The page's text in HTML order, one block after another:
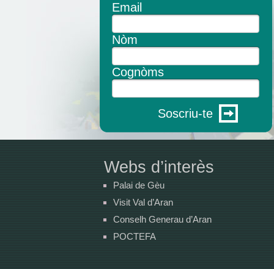
Email
Nòm
Cognòms
Soscriu-te
Webs d’interès
Palai de Gèu
Visit Val d’Aran
Conselh Generau d’Aran
POCTEFA